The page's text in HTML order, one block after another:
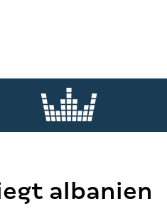
albanien